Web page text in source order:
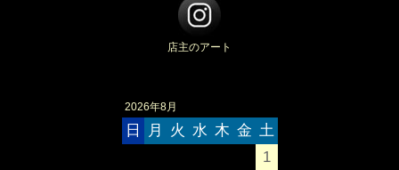
店主のアート
2026年8月
日 月 火 水 木 金 土
1